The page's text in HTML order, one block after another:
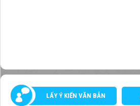
LẤY Ý KIẾN VĂN BẢN